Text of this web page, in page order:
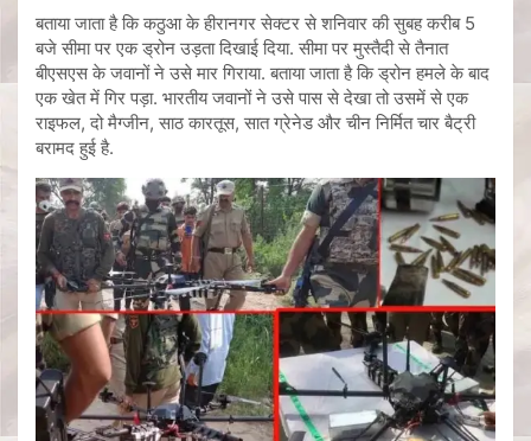
बताया जाता है कि कठुआ के हीरानगर सेक्टर से शनिवार की सुबह करीब 5
बजे सीमा पर एक ड्रोन उड़ता दिखाई दिया. सीमा पर मुस्तैदी से तैनात
बीएसएस के जवानों ने उसे मार गिराया. बताया जाता है कि ड्रोन हमले के बाद
एक खेत में गिर पड़ा. भारतीय जवानों ने उसे पास से देखा तो उसमें से एक
राइफल, दो मैग्जीन, साठ कारतूस, सात ग्रेनेड और चीन निर्मित चार बैट्री
बरामद हुई है.